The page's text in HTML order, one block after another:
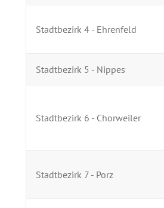
Stadtbezirk 4 - Ehrenfeld
Stadtbezirk 5 - Nippes
Stadtbezirk 6 - Chorweiler
Stadtbezirk 7 - Porz